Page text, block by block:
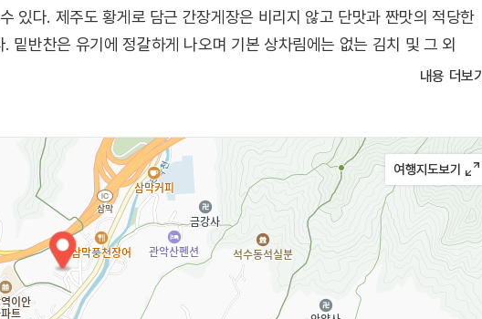
있다. 제주도 황게로 담근 간장게장은 비리지 않고 단맛과 짠맛의 적당한
밑반찬은 유기에 정갈하게 나오며 기본 상차림에는 없는 김치 및 그 외
내용 더보기